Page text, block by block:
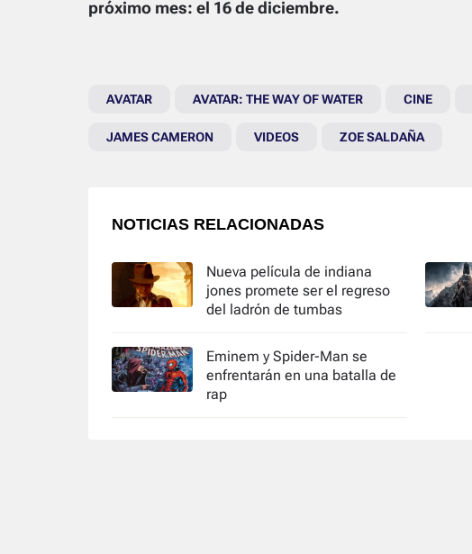
próximo mes: el 16 de diciembre.
AVATAR AVATAR: THE WAY OF WATER CINE
JAMES CAMERON VIDEOS ZOE SALDAÑA
NOTICIAS RELACIONADAS
Nueva película de indiana
jones promete ser el regreso
del ladrón de tumbas
Eminem y Spider-Man se
enfrentarán en una batalla de
rap